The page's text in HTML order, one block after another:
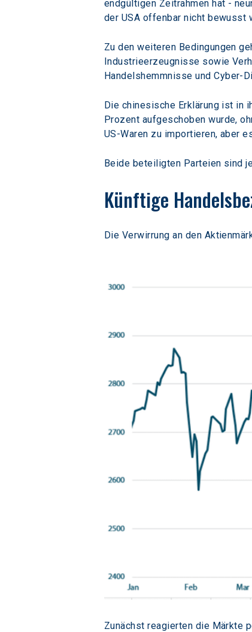
endgültigen Zeitrahmen hat -
der USA offenbar nicht bewusst
Zu den weiteren Bedingungen
Industrieerzeugnisse sowie
Handelshemmnisse und Cyber-
Die chinesische Erklärung ist in
Prozent aufgeschoben wurde,
US-Waren zu importieren, aber
Beide beteiligten Parteien sind
Künftige
Die Verwirrung an den
Zunächst reagierten die Märkte